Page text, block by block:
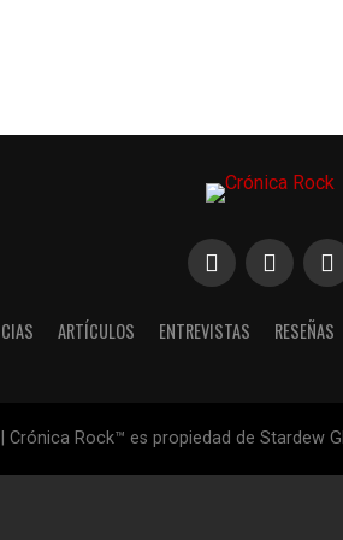
ARTÍCULOS ENTREVISTAS RESEÑAS
Rock™ es propiedad de Stardew